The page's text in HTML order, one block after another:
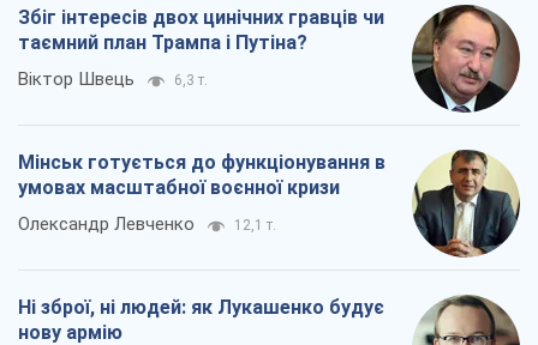
Збіг інтересів двох цинічних гравців чи
таємний план Трампа і Путіна?
Віктор Швець 6,3 т.
Мінськ готується до функціонування в
умовах масштабної воєнної кризи
Олександр Левченко 12,1 т.
Ні зброї, ні людей: як Лукашенко будує
нову армію